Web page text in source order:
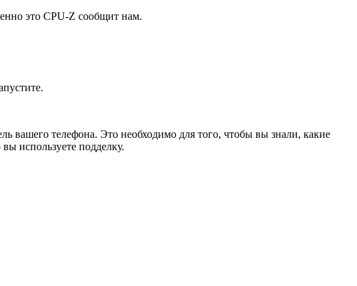
это CPU-Z сообщит нам.
вашего телефона. Это необходимо для того, чтобы вы знали, какие
используете подделку.